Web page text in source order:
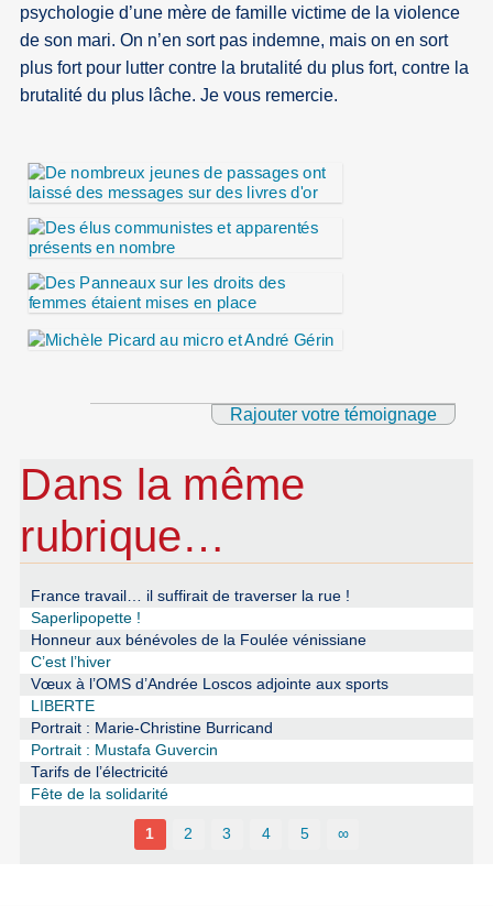
psychologie d’une mère de famille victime de la violence
de son mari. On n’en sort pas indemne, mais on en sort
plus fort pour lutter contre la brutalité du plus fort, contre la
brutalité du plus lâche. Je vous remercie.
Rajouter votre témoignage
Dans la même
rubrique…
France travail… il suffirait de traverser la rue !
Saperlipopette !
Honneur aux bénévoles de la Foulée vénissiane
C’est l’hiver
Vœux à l’OMS d’Andrée Loscos adjointe aux sports
LIBERTE
Portrait : Marie-Christine Burricand
Portrait : Mustafa Guvercin
Tarifs de l’électricité
Fête de la solidarité
1 2 3 4 5 ∞